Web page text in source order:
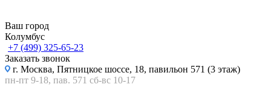
Ваш город
Колумбус
+7 (499) 325-65-23
Заказать звонок
г. Москва, Пятницкое шоссе, 18, павильон 571 (3 этаж)
пн-пт 9-18, пав. 571 сб-вс 10-17